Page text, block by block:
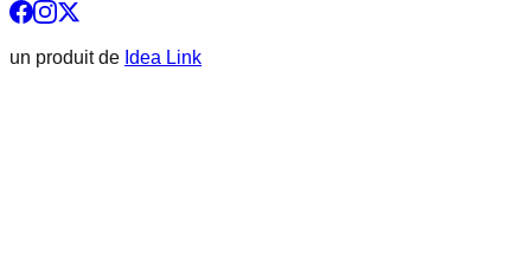
un produit de Idea Link